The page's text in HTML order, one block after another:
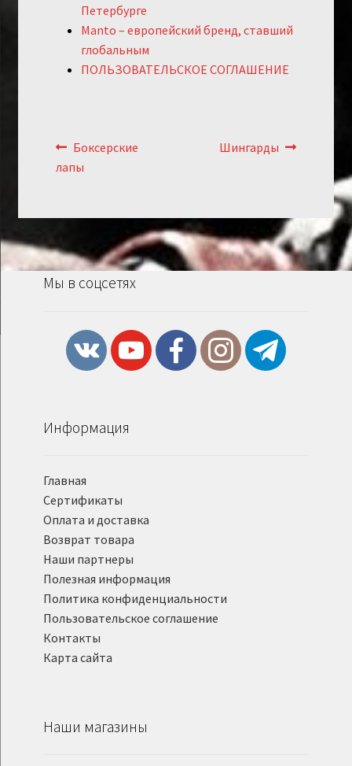
Петербурге
Manto – европейский бренд, ставший
глобальным
ПОЛЬЗОВАТЕЛЬСКОЕ СОГЛАШЕНИЕ
по
записям
Предыдущий:
Боксерские
лапы
Следующий:
Шингарды
Мы в соцсетях
Информация
Главная
Сертификаты
Оплата и доставка
Возврат товара
Наши партнеры
Полезная информация
Политика конфиденциальности
Пользовательское соглашение
Контакты
Карта сайта
Наши магазины